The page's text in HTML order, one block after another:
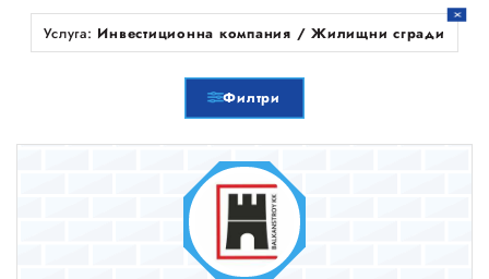
Услуга: Инвестиционна компания / Жилищни сгради
Филтри